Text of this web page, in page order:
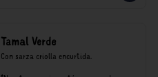
Tamal Verde
Con sarza criolla encurtida.